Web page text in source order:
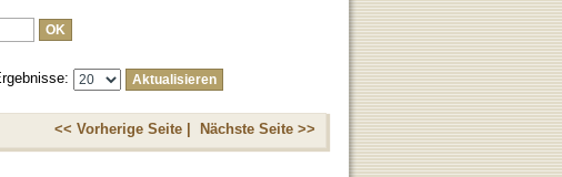
<< Vorherige Seite | Nächste Seite >>